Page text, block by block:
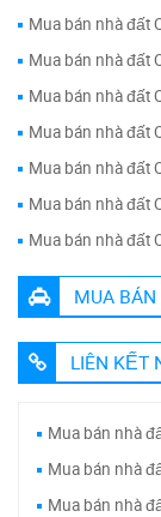
Mua bán nhà đất
Mua bán nhà đất
Mua bán nhà đất
Mua bán nhà đất
Mua bán nhà đất
Mua bán nhà đất
Mua bán nhà đất
MUA
LIÊN KẾT
Mua bán nhà
Mua bán nhà
Mua bán nhà